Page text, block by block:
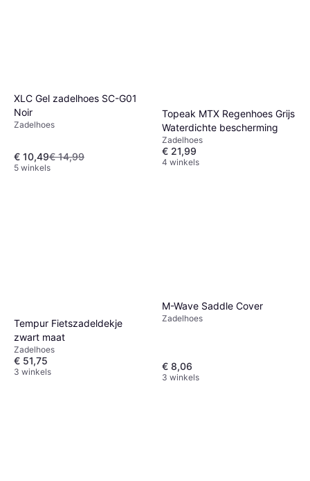
XLC Gel zadelhoes SC-G01
Noir
Zadelhoes
€ 10,49€ 14,99
5 winkels
Topeak MTX Regenhoes Grijs
Waterdichte bescherming
Zadelhoes
€ 21,99
4 winkels
Tempur Fietszadeldekje
zwart maat
Zadelhoes
€ 51,75
3 winkels
M-Wave Saddle Cover
Zadelhoes
€ 8,06
3 winkels